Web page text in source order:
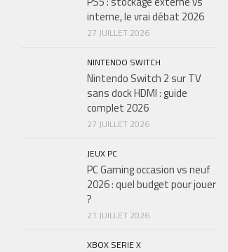
interne, le vrai débat 2026
27 JUILLET 2026
NINTENDO SWITCH
Nintendo Switch 2 sur TV
sans dock HDMI : guide
complet 2026
27 JUILLET 2026
JEUX PC
PC Gaming occasion vs neuf
2026 : quel budget pour jouer
?
21 JUILLET 2026
XBOX SERIE X